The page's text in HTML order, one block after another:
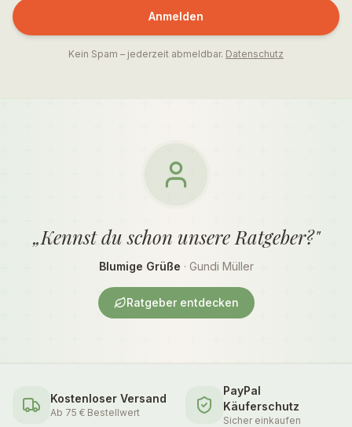
Anmelden
Kein Spam – jederzeit abmeldbar. Datenschutz
„Kennst du schon unsere Ratgeber?"
Blumige Grüße · Gundi Müller
Ratgeber entdecken
Kostenloser Versand
Ab 75 € Bestellwert
PayPal
Käuferschutz
Sicher einkaufen